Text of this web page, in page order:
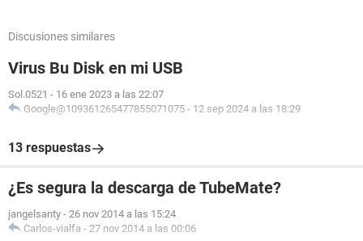
Discusiones similares
Virus Bu Disk en mi USB
Sol.0521 - 16 ene 2023 a las 22:07
Google@109361265477855071075 - 12 sep 2024 a las 18:29
13 respuestas
¿Es segura la descarga de TubeMate?
jangelsanty - 26 nov 2014 a las 15:24
Carlos-vialfa - 27 nov 2014 a las 00:06